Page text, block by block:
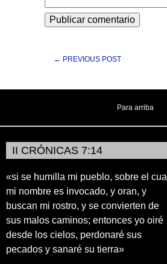
← PREVIOUS POST
Para arriba
II CRÓNICAS 7:14
«si se humilla mi pueblo, sobre el cual
mi nombre es invocado, y oran, y
buscan mi rostro, y se convierten de
sus malos caminos; entonces yo oiré
desde los cielos, perdonaré sus
pecados y sanaré su tierra»